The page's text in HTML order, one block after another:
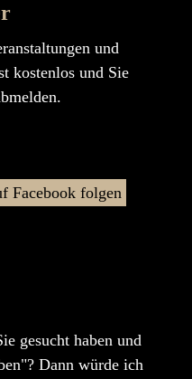
und
kostenlos und Sie
Facebook folgen
gesucht haben und
Dann würde ich